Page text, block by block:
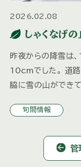
2026.02.08
しゃくなげ
昨夜からの降雪は
10cmでした。 道
脇に雪の山ができ
雪いたしますの […]
旬間情報
管